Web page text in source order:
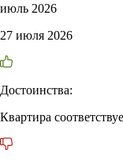
июль 2026
27 июля 2026
Достоинства:
Квартира